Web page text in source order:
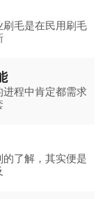
毛是在民用刷毛
程中肯定都需求
了解，其实便是